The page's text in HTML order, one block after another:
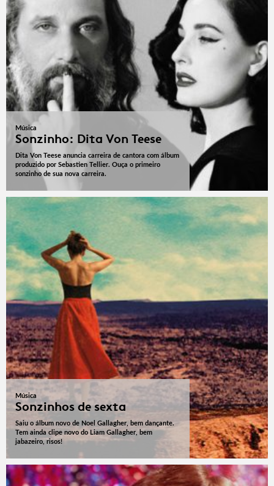
Música
Sonzinho: Dita Von Teese
Dita Von Teese anuncia carreira de cantora com álbum
produzido por Sebastien Tellier. Ouça o primeiro
sonzinho de sua nova carreira.
Música
Sonzinhos de sexta
Saiu o álbum novo de Noel Gallagher, bem dançante.
Tem ainda clipe novo do Liam Gallagher, bem
jabazeiro, risos!